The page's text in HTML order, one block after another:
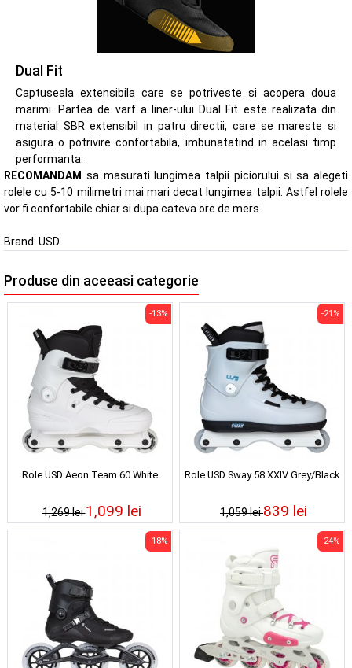
Dual Fit
Captuseala extensibila care se potriveste si acopera doua
marimi. Partea de varf a liner-ului Dual Fit este realizata din
material SBR extensibil in patru directii, care se mareste si
asigura o potrivire confortabila, imbunatatind in acelasi timp
performanta.
RECOMANDAM sa masurati lungimea talpii piciorului si sa alegeti
rolele cu 5-10 milimetri mai mari decat lungimea talpii. Astfel rolele
vor fi confortabile chiar si dupa cateva ore de mers.
Brand: USD
Produse din aceeasi categorie
Role USD Aeon Team 60 White
1,269 lei
-13%
1,099 lei
Role USD Sway 58 XXIV Grey/Black
1,059 lei
-21%
839 lei
-18% -24%